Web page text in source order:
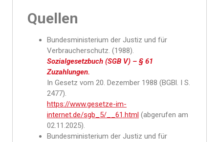
Quellen
Bundesministerium der Justiz und für
Verbraucherschutz. (1988).
Sozialgesetzbuch (SGB V) – § 61
Zuzahlungen.
In Gesetz vom 20. Dezember 1988 (BGBl. I S.
2477).
https://www.gesetze-im-
internet.de/sgb_5/__61.html (abgerufen am
02.11.2025).
Bundesministerium der Justiz und für